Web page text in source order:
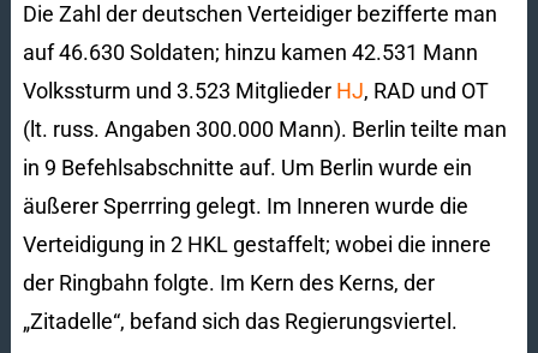
Die Zahl der deutschen Verteidiger bezifferte man
auf 46.630 Soldaten; hinzu kamen 42.531 Mann
Volkssturm und 3.523 Mitglieder HJ, RAD und OT
(lt. russ. Angaben 300.000 Mann). Berlin teilte man
in 9 Befehlsabschnitte auf. Um Berlin wurde ein
äußerer Sperrring gelegt. Im Inneren wurde die
Verteidigung in 2 HKL gestaffelt; wobei die innere
der Ringbahn folgte. Im Kern des Kerns, der
„Zitadelle“, befand sich das Regierungsviertel.